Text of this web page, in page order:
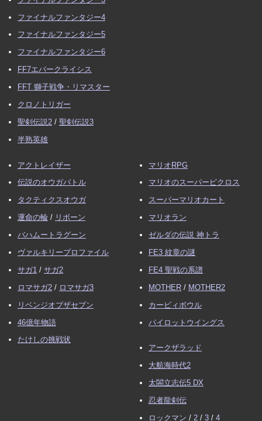
ファイナルファンタジー4
ファイナルファンタジー5
ファイナルファンタジー6
FF7エバークライシス
FFT 獅子戦争・リマスター
クロノトリガー
聖剣伝説2 / 聖剣伝説3
半熟英雄
アクトレイザー
伝説のオウガバトル
タクティクスオウガ
運命の輪 / リボーン
バハムートラグーン
ヴァルキリープロファイル
サガ1 / サガ2
ロマサガ2 / ロマサガ3
リベンジオブザセブン
46億年物語
たけしの挑戦状
マリオRPG
マリオのスーパーピクロス
スーパーマリオカート
マリオラン
ゼルダの伝説 神トラ
FE3 紋章の謎
FE4 聖戦の系譜
MOTHER / MOTHER2
カービィボウル
パイロットウイングス
アークザラッド
大航海時代2
太閤立志伝5 DX
忍者龍剣伝
ロックマン / 2 / 3 / 4